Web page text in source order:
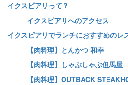
イクスピアリって？
イクスピアリへのアクセス
イクスピアリでランチにおすすめのレ
【肉料理】とんかつ 和幸
【肉料理】しゃぶしゃぶ但馬屋
【肉料理】OUTBACK